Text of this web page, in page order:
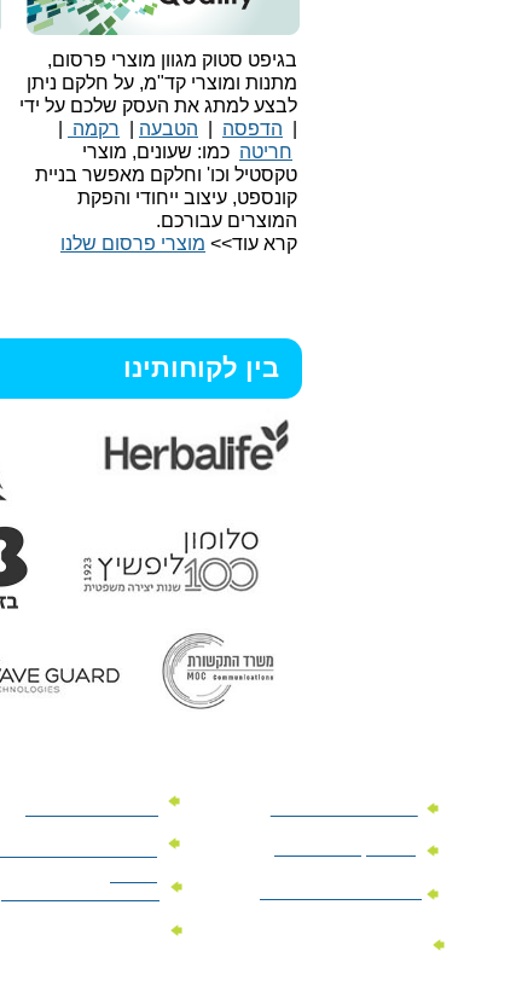
בגיפט סטוק מגוון מוצרי פרסום,
מתנות ומוצרי קד"מ, על חלקם ניתן
לבצע למתג את העסק שלכם על ידי
הדפסה הטבעה רקמה
חריטה כמו: שעונים, מוצרי
טקסטיל וכו' וחלקם מאפשר בניית
קונספט, עיצוב ייחודי והפקת
המוצרים עבורכם.
קרא עוד>> מוצרי פרסום שלנו
בין לקוחותינו